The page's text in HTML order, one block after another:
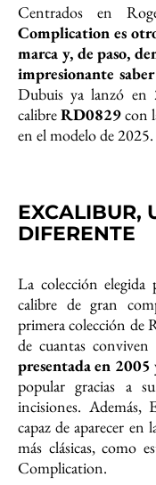
Centrados en
Complication es
marca y, de paso,
impresionante
Dubuis ya lanzó en
calibreRD0829con
en el modelo de 2025.
EXCALIBUR,
DIFERENTE
La colección elegida
calibre de gran
primera colección de
de cuantas
presentada en 2005
popular gracias a
incisiones. Además,
capaz de aparecer en
más clásicas, como
Complication.